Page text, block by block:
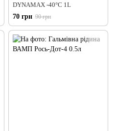
DYNAMAX -40°C 1L
70 грн 90 грн